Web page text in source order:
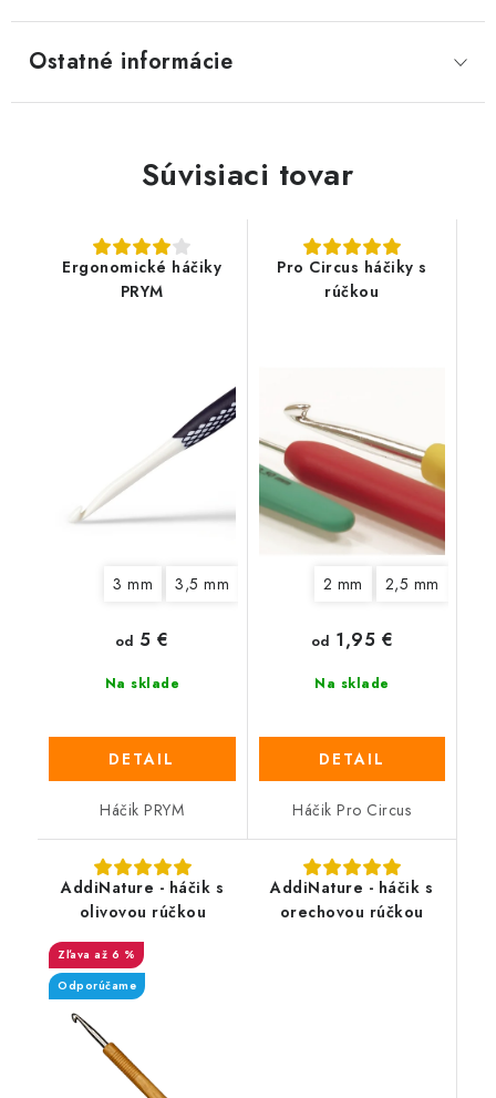
Ostatné informácie
Súvisiaci tovar
Ergonomické háčiky
PRYM
3 mm 3,5 mm 5 mm 6 mm
Na sklade
od 5 €
DETAIL
Háčik PRYM
Pro Circus háčiky s
rúčkou
2 mm 2,5 mm
Na sklade
od 1,95 €
DETAIL
Háčik Pro Circus
AddiNature - háčik s
olivovou rúčkou
až 6 %
Odporúčame
AddiNature - háčik s
orechovou rúčkou